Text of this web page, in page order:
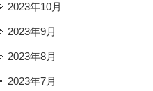
2023年10月
2023年9月
2023年8月
2023年7月